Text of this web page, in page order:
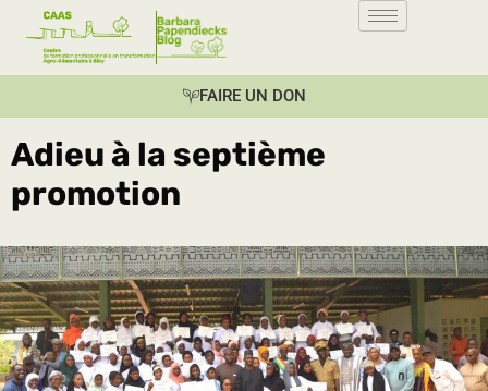
FAIRE UN DON
Adieu à la septième
promotion